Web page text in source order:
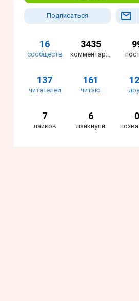
Подписаться
16
сообществ
3435
комментариев
137
читателей
161
читаю
7
лайков
6
лайкнули
0